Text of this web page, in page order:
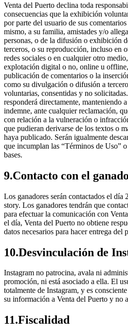
Venta del Puerto declina toda
consecuencias que la exhibición
por parte del usuario de sus
mismo, a su familia, amistades y/o
personas, o de la difusión o exhibición
terceros, o su reproducción, incluso en
redes sociales o en cualquier otro
explotación digital o no, online u
publicación de comentarios o la
como su divulgación o difusión a
voluntarias, consentidas y no
responderá directamente, manteniendo
indemne, ante cualquier reclamación,
con relación a la vulneración o
que pudieran derivarse de los textos o
haya publicado. Serán igualmente
que incumplan las “Términos de Uso”
bases.
9.Contacto con el
Los ganadores serán contactados el día
story. Los ganadores tendrán que
para efectuar la comunicación con
el día, Venta del Puerto no obtiene
datos necesarios para hacer entrega del
10.Desvinculación de
Instagram no patrocina, avala ni
promoción, ni está asociado a ella. El
totalmente de Instagram, y es
su información a Venta del Puerto y no
11.Fiscalidad